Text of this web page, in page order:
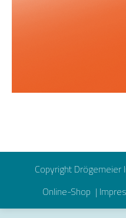
Copyright Drögemeier
Online-Shop |